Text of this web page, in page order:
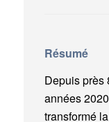
Résumé
Depuis près
années
transformé